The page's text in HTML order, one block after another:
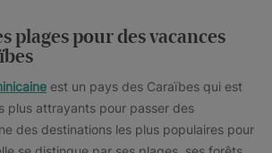
plages pour des vacances
est un pays des Caraïbes qui est
plus attrayants pour passer des
des destinations les plus populaires pour